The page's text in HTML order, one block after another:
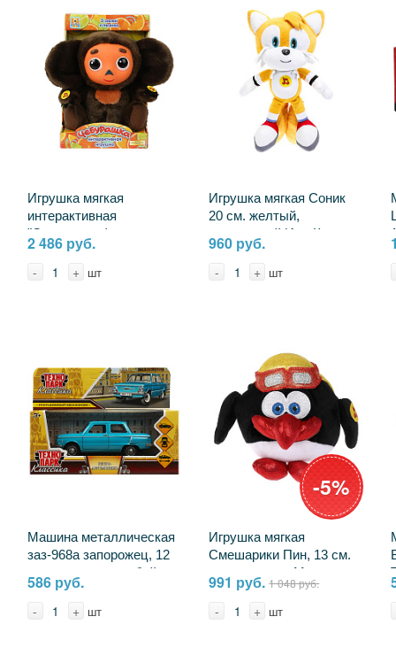
Игрушка мягкая
интерактивная
"Союзмультфильм.
Чебурашка", 3 сказки,
музыкальная Мульти-
2 486 руб.
- + шт
Игрушка мягкая Соник
20 см. желтый,
озвученный ИгриКо
(ТОП-игрушка)
C115447SY-20S
960 руб.
- + шт
Машина металлическая
заз-968а запорожец, 12
см. инерция, голубой
Технопарк ZAZ968A-12-
586 руб.
- + шт
-5%
Игрушка мягкая
Смешарики Пин, 13 см.
музыкальная Мульти-
пульти A20311-10
991 руб.1 048 руб.
- + шт